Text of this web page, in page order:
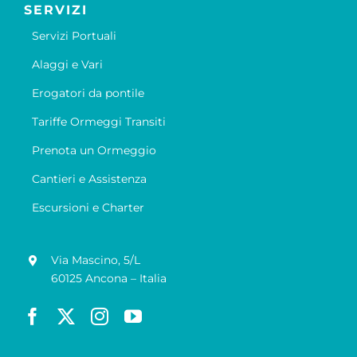
SERVIZI
Servizi Portuali
Alaggi e Vari
Erogatori da pontile
Tariffe Ormeggi Transiti
Prenota un Ormeggio
Cantieri e Assistenza
Escursioni e Charter
Via Mascino, 5/L
60125 Ancona – Italia